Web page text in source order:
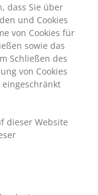
dass Sie über
und Cookies
von Cookies für
sowie das
Schließen des
von Cookies
dieser Website